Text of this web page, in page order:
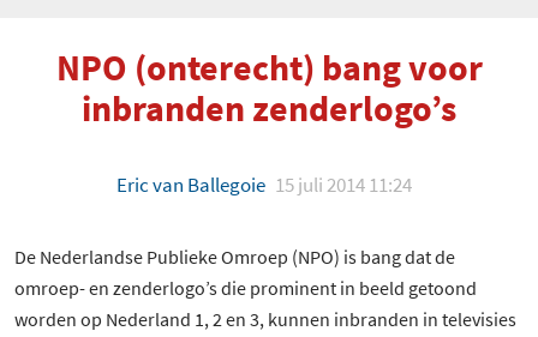
NPO (onterecht) bang voor
inbranden zenderlogo’s
Eric van Ballegoie 15 juli 2014 11:24
De Nederlandse Publieke Omroep (NPO) is bang dat de
omroep- en zenderlogo’s die prominent in beeld getoond
worden op Nederland 1, 2 en 3, kunnen inbranden in televisies